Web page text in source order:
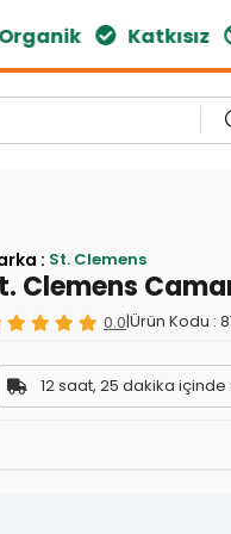
Katkısız
Clemens
0.0|Ürün Kodu :
12 saat, 25 dakika
: St. Clemens